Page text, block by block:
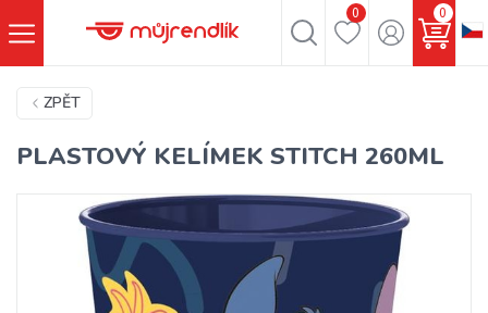
0 0
ZPĚT
PLASTOVÝ KELÍMEK STITCH 260ML